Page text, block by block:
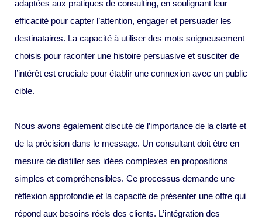
adaptées aux pratiques de consulting, en soulignant leur
efficacité pour capter l’attention, engager et persuader les
destinataires. La capacité à utiliser des mots soigneusement
choisis pour raconter une histoire persuasive et susciter de
l’intérêt est cruciale pour établir une connexion avec un public
cible.
Nous avons également discuté de l’importance de la clarté et
de la précision dans le message. Un consultant doit être en
mesure de distiller ses idées complexes en propositions
simples et compréhensibles. Ce processus demande une
réflexion approfondie et la capacité de présenter une offre qui
répond aux besoins réels des clients. L’intégration des